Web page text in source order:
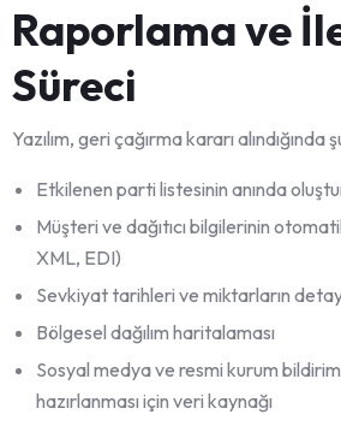
Raporlama ve
Süreci
Yazılım, geri çağırma kararı alındığında
Etkilenen parti listesinin anında
Müşteri ve dağıtıcı bilgilerinin
XML, EDI)
Sevkiyat tarihleri ve miktarların
Bölgesel dağılım haritalaması
Sosyal medya ve resmi kurum
hazırlanması için veri kaynağı